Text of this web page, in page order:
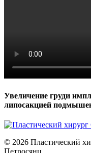
Увеличение груди
липосакцией
© 2026 Пластический